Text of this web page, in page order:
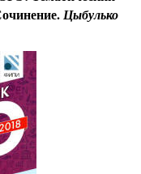
Цыбулько